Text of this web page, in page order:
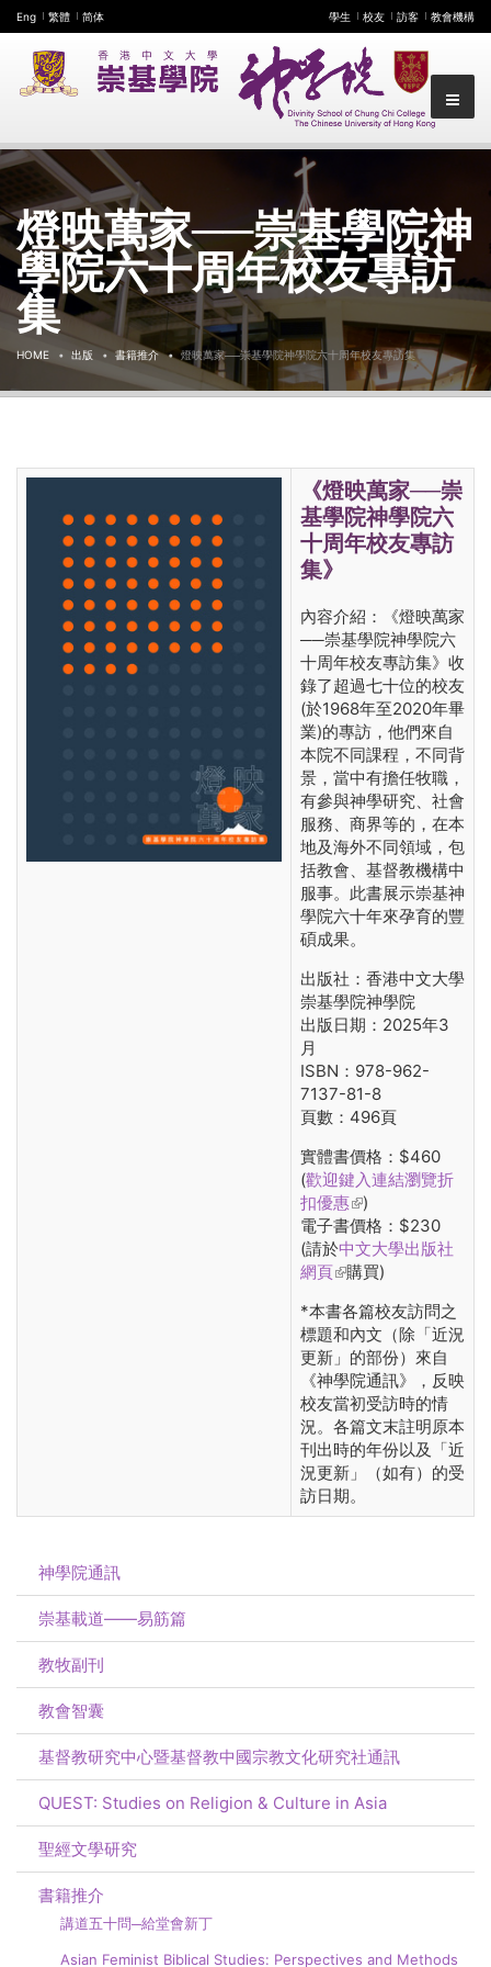
Eng 繁體 简体 學生 校友 訪客 教會機構
燈映萬家──崇基學院神
學院六十周年校友專訪
集
HOME 出版 書籍推介 燈映萬家──崇基學院神學院六十周年校友專訪集
《燈映萬家──崇
基學院神學院六
十周年校友專訪
集》
內容介紹：《燈映萬家
──崇基學院神學院六
十周年校友專訪集》收
錄了超過七十位的校友
(於1968年至2020年畢
業)的專訪，他們來自
本院不同課程，不同背
景，當中有擔任牧職，
有參與神學研究、社會
服務、商界等的，在本
地及海外不同領域，包
括教會、基督教機構中
服事。此書展示崇基神
學院六十年來孕育的豐
碩成果。
出版社：香港中文大學
崇基學院神學院
出版日期：2025年3
月
ISBN：978-962-
7137-81-8
頁數：496頁
實體書價格：$460
(歡迎鍵入連結瀏覽折
扣優惠(link is external)
)
電子書價格：$230
(請於中文大學出版社
網頁(link is external)
購買)
*本書各篇校友訪問之
標題和內文（除「近況
更新」的部份）來自
《神學院通訊》，反映
校友當初受訪時的情
況。各篇文末註明原本
刊出時的年份以及「近
況更新」（如有）的受
訪日期。
神學院通訊
崇基載道——易筋篇
教牧副刊
教會智囊
基督教研究中心暨基督教中國宗教文化研究社通訊
QUEST: Studies on Religion & Culture in Asia
聖經文學研究
書籍推介
講道五十問─給堂會新丁
Asian Feminist Biblical Studies: Perspectives and Methods